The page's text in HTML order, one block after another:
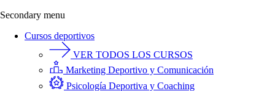
Secondary menu
Cursos deportivos
VER TODOS LOS CURSOS
Marketing Deportivo y Comunicación
Psicología Deportiva y Coaching